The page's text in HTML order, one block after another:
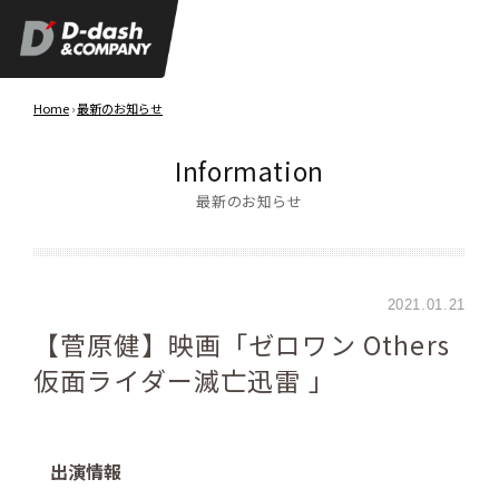
Home›最新のお知らせ
Information
最新のお知らせ
2021.01.21
【菅原健】映画「ゼロワン Others
仮面ライダー滅亡迅雷 」
出演情報